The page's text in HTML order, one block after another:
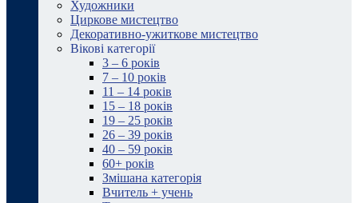
Художники
Циркове мистецтво
Декоративно-ужиткове мистецтво
Вікові категорії
3 – 6 років
7 – 10 років
11 – 14 років
15 – 18 років
19 – 25 років
26 – 39 років
40 – 59 років
60+ років
Змішана категорія
Вчитель + учень